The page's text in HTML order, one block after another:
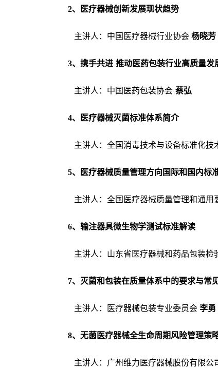
2、 医疗器械创新发展现状趋势
主讲人 ： 中国医疗器械行业协会 杨晓芳
3、 携手共进 推动医药包装行业高质量发
主讲人：中国医药包装协会 蔡弘
4、医疗器械灭菌标准体系简介
主讲人： 全国消毒技术与设备标准化技
5、 医疗器械质量管理方向国际和国内标
主讲人 ： 全国医疗器械质量管理和通用
6、输注器具微生物学测试标准解读
主讲人 ： 山东省医疗器械和药品包装检
7、灭菌和包装在质量体系中的要求与常
主讲人 ： 医疗器械包装专业委员会 李勇
8、无菌医疗器械全生命周期风险管理策
主讲人：广州维力医疗器械股份有限公